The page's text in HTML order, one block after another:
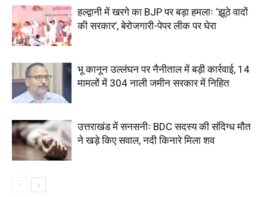
हल्द्वानी में खरगे का BJP पर बड़ा हमलाः ‘झूठे वादों
की सरकार’, बेरोजगारी-पेपर लीक पर घेरा
भू कानून उल्लंघन पर नैनीताल में बड़ी कार्रवाई, 14
मामलों में 304 नाली जमीन सरकार में निहित
उत्तराखंड में सनसनीः BDC सदस्य की संदिग्ध मौत
ने खड़े किए सवाल, नदी किनारे मिला शव